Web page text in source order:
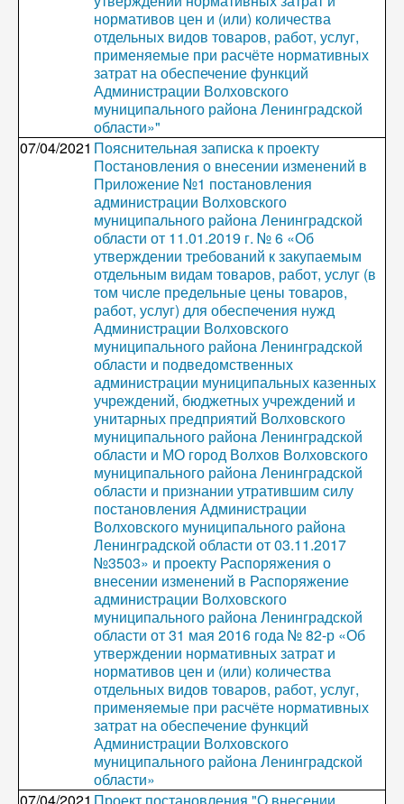
нормативов цен и (или) количества
отдельных видов товаров, работ, услуг,
применяемые при расчёте нормативных
затрат на обеспечение функций
Администрации Волховского
муниципального района Ленинградской
области»"
07/04/2021 Пояснительная записка к проекту
Постановления о внесении изменений в
Приложение №1 постановления
администрации Волховского
муниципального района Ленинградской
области от 11.01.2019 г. № 6 «Об
утверждении требований к закупаемым
отдельным видам товаров, работ, услуг (в
том числе предельные цены товаров,
работ, услуг) для обеспечения нужд
Администрации Волховского
муниципального района Ленинградской
области и подведомственных
администрации муниципальных казенных
учреждений, бюджетных учреждений и
унитарных предприятий Волховского
муниципального района Ленинградской
области и МО город Волхов Волховского
муниципального района Ленинградской
области и признании утратившим силу
постановления Администрации
Волховского муниципального района
Ленинградской области от 03.11.2017
№3503» и проекту Распоряжения о
внесении изменений в Распоряжение
администрации Волховского
муниципального района Ленинградской
области от 31 мая 2016 года № 82-р «Об
утверждении нормативных затрат и
нормативов цен и (или) количества
отдельных видов товаров, работ, услуг,
применяемые при расчёте нормативных
затрат на обеспечение функций
Администрации Волховского
муниципального района Ленинградской
области»